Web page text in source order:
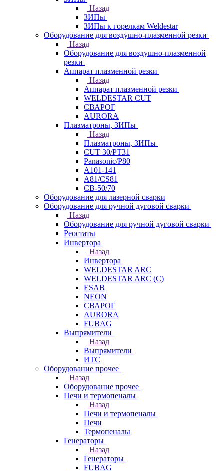
Назад
ЗИПы
ЗИПы к горелкам Weldestar
Оборудование для воздушно-плазменной резки
Назад
Оборудование для воздушно-плазменной
резки
Аппарат плазменной резки
Назад
Аппарат плазменной резки
WELDESTAR CUT
СВАРОГ
AURORA
Плазматроны, ЗИПы
Назад
Плазматроны, ЗИПы
CUT 30/PT31
Panasonic/P80
А101-141
А81/CS81
СВ-50/70
Оборудование для лазерной сварки
Оборудование для ручной дуговой сварки
Назад
Оборудование для ручной дуговой сварки
Реостаты
Инвертора
Назад
Инвертора
WELDESTAR ARC
WELDESTAR ARC (С)
ESAB
NEON
СВАРОГ
AURORA
FUBAG
Выпрямители
Назад
Выпрямители
ИТС
Оборудование прочее
Назад
Оборудование прочее
Печи и термопеналы
Назад
Печи и термопеналы
Печи
Термопеналы
Генераторы
Назад
Генераторы
FUBAG